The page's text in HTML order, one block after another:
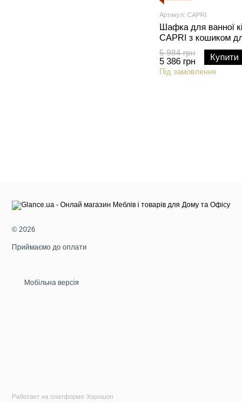
Артикул: CAPRI
Шафка для ванної
CAPRI з кошиком
CAPRI OAK
5 984 грн
5 386 грн Купити
Під замовлення
© 2026
Приймаємо до оплати
Мобільна версія
Работает на платформе Хорошоп